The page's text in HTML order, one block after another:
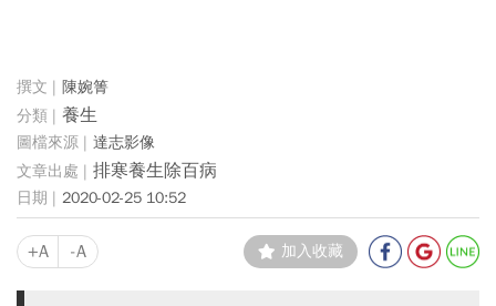
陳婉箐
養生
達志影像
排寒養生除百病
2020-02-25 10:52
+A -A 加入收藏